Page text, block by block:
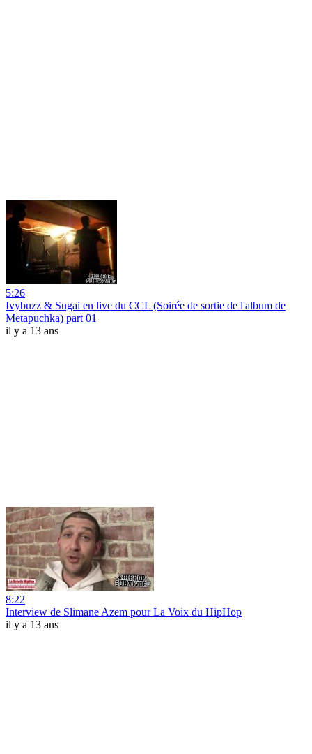
5:26
Ivybuzz & Sugai en live du CCL (Soirée de sortie de l'album de
Metapuchka) part 01
il y a 13 ans
8:22
Interview de Slimane Azem pour La Voix du HipHop
il y a 13 ans